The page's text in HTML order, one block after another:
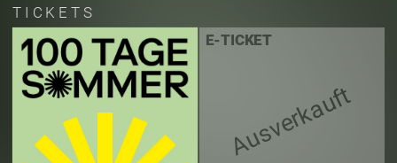
TICKETS
Ausverkauft
E-TICKET